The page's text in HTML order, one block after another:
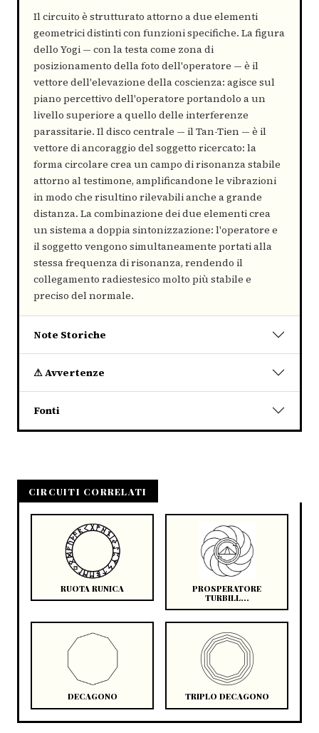
Il circuito è strutturato attorno a due elementi
geometrici distinti con funzioni specifiche. La figura
dello Yogi — con la testa come zona di
posizionamento della foto dell'operatore — è il
vettore dell'elevazione della coscienza: agisce sul
piano percettivo dell'operatore portandolo a un
livello superiore a quello delle interferenze
parassitarie. Il disco centrale — il Tan-Tien — è il
vettore di ancoraggio del soggetto ricercato: la
forma circolare crea un campo di risonanza stabile
attorno al testimone, amplificandone le vibrazioni
in modo che risultino rilevabili anche a grande
distanza. La combinazione dei due elementi crea
un sistema a doppia sintonizzazione: l'operatore e
il soggetto vengono simultaneamente portati alla
stessa frequenza di risonanza, rendendo il
collegamento radiestesico molto più stabile e
preciso del normale.
Note Storiche
⚠ Avvertenze
Fonti
CIRCUITI CORRELATI
RUOTA RUNICA
PROSPERATORE
TURBILL...
DECAGONO TRIPLO DECAGONO